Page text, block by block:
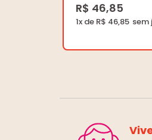
R$ 46,85
1x de R$ 46,85